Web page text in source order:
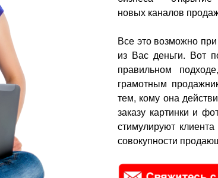
новых каналов
Все это возможно
из Вас деньги. Вот
правильном
грамотным
тем, кому она
заказу картинки и
стимулируют
совокупности